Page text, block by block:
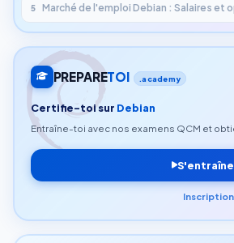
5 Marché de l'emploi Debian : Salaires et
PREPARETOI .academy
Certifie-toi sur Debian
Entraîne-toi avec nos examens QCM et